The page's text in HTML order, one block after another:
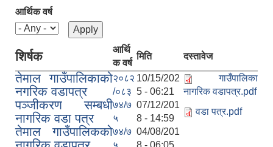
आर्थिक वर्ष
शिर्षक
आर्थि
क वर्ष
मिति दस्तावेज
तेमाल गाउँपालिकाको
नगरिक वडापत्र
२०८२
/०८३
10/15/202
5 - 06:21
गाउँपालिका
नागरिक वडापत्र.pdf
पञ्जीकरण सम्बधी
नागरिक वडा पत्र
७४/७
५
07/12/201
8 - 14:59
वडा पत्र.pdf
तेमाल गाउँपालिकको७४/७
५
04/08/201
8 - 06:05